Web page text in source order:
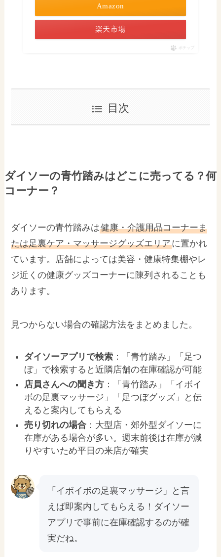
Amazon
楽天市場
ポチップ
目次
ダイソーの青竹踏みはどこに売ってる？何
コーナー？
ダイソーの青竹踏みは健康・介護用品コーナーま
たは足裏ケア・マッサージグッズエリアに置かれ
ています。店舗によっては美容・健康特集棚やレ
ジ近くの健康グッズコーナーに陳列されることも
あります。
見つからない場合の確認方法をまとめました。
ダイソーアプリで検索 ：「青竹踏み」「足つ
ぼ」で検索すると近隣店舗の在庫確認が可能
店員さんへの聞き方 ：「青竹踏み」「イボイ
ボの足裏マッサージ」「足つぼグッズ」と伝
えると案内してもらえる
売り切れの場合 ：大型店・郊外型ダイソーに
在庫がある場合が多い。週末前後は在庫が減
りやすいため平日の来店が確実
「イボイボの足裏マッサージ」と言
えば即案内してもらえる！ダイソー
アプリで事前に在庫確認するのが確
実だね。